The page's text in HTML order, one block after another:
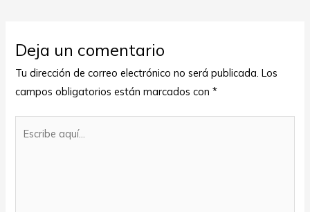
Deja un comentario
Tu dirección de correo electrónico no será publicada. Los
campos obligatorios están marcados con*